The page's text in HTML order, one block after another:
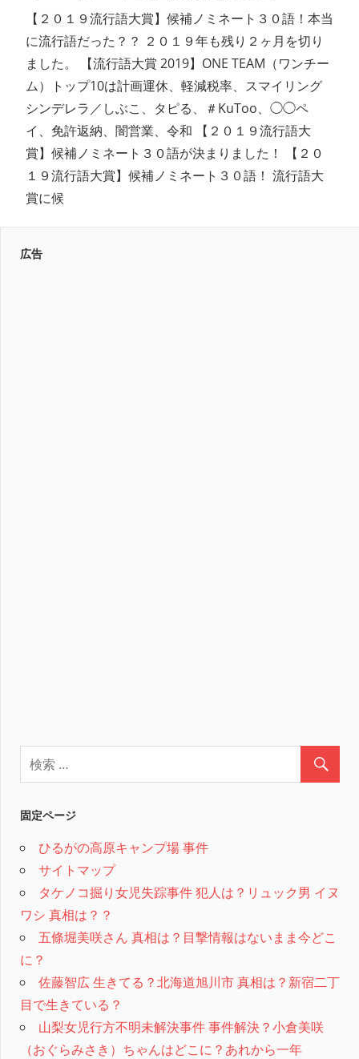
【２０１９流行語大賞】候補ノミネート３０語！本当
に流行語だった？？ ２０１９年も残り２ヶ月を切り
ました。 【流行語大賞 2019】ONE TEAM（ワンチー
ム）トップ10は計画運休、軽減税率、スマイリング
シンデレラ／しぶこ、タピる、＃KuToo、◯◯ペ
イ、免許返納、闇営業、令和 【２０１９流行語大
賞】候補ノミネート３０語が決まりました！ 【２０
１９流行語大賞】候補ノミネート３０語！ 流行語大
賞に候
広告
固定ページ
ひるがの高原キャンプ場 事件
サイトマップ
タケノコ掘り女児失踪事件 犯人は？リュック男 イヌ
ワシ 真相は？？
五條堀美咲さん 真相は？目撃情報はないまま今どこ
に？
佐藤智広 生きてる？北海道旭川市 真相は？新宿二丁
目で生きている？
山梨女児行方不明未解決事件 事件解決？小倉美咲
（おぐらみさき）ちゃんはどこに？あれから一年